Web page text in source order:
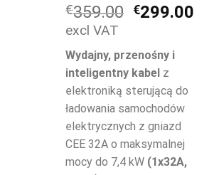
€359.00 Pierwotna
wynosiła:
€359.00.
€299.00
excl VAT
Wydajny, przenośny i
inteligentny kabel z
elektroniką sterującą do
ładowania samochodów
elektrycznych z gniazd
CEE 32A o maksymalnej
mocy do 7,4 kW (1x32A,